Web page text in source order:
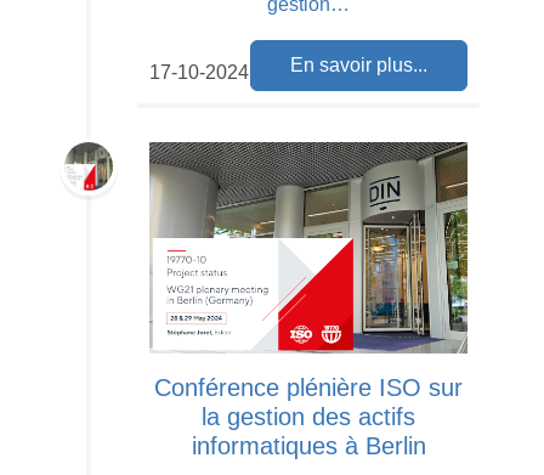
En savoir plus...
17-10-2024
Conférence plénière ISO sur
la gestion des actifs
informatiques à Berlin